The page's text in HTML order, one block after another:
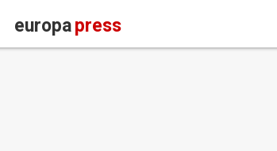
europapress